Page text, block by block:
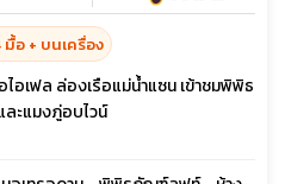
มื้อ + บนเครื่อง
อเฟล ล่องเรือแม่น้ำแซน เข้าชมพิพิธ
ะแมงภู่อบไวน์